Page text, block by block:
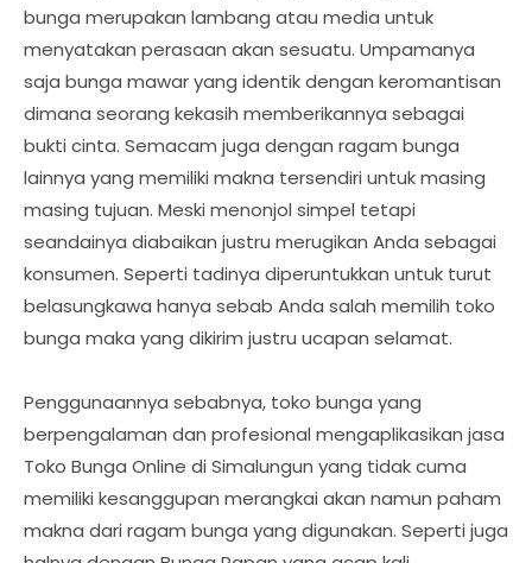
bunga merupakan lambang atau media untuk
menyatakan perasaan akan sesuatu. Umpamanya
saja bunga mawar yang identik dengan keromantisan
dimana seorang kekasih memberikannya sebagai
bukti cinta. Semacam juga dengan ragam bunga
lainnya yang memiliki makna tersendiri untuk masing
masing tujuan. Meski menonjol simpel tetapi
seandainya diabaikan justru merugikan Anda sebagai
konsumen. Seperti tadinya diperuntukkan untuk turut
belasungkawa hanya sebab Anda salah memilih toko
bunga maka yang dikirim justru ucapan selamat.
Penggunaannya sebabnya, toko bunga yang
berpengalaman dan profesional mengaplikasikan jasa
Toko Bunga Online di Simalungun yang tidak cuma
memiliki kesanggupan merangkai akan namun paham
makna dari ragam bunga yang digunakan. Seperti juga